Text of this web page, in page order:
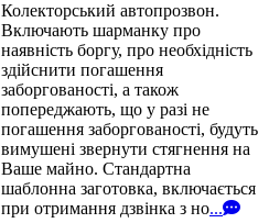
Колекторський автопрозвон.
Включають шарманку про
наявність боргу, про необхідність
здійснити погашення
заборгованості, а також
попереджають, що у разі не
погашення заборгованості, будуть
вимушені звернути стягнення на
Ваше майно. Стандартна
шаблонна заготовка, включається
при отримання дзвінка з но...